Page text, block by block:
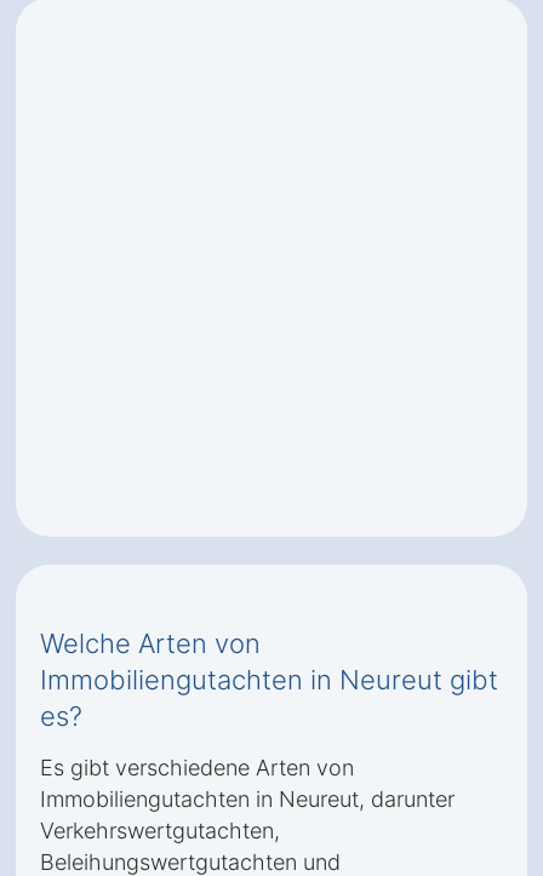
Welche Arten von
Immobiliengutachten in Neureut gibt
es?
Es gibt verschiedene Arten von
Immobiliengutachten in Neureut, darunter
Verkehrswertgutachten,
Beleihungswertgutachten und